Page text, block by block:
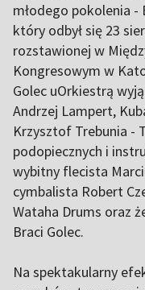
młodego pokolenia
który odbył się 23
rozstawionej w
Kongresowym w
Golec uOrkiestrą
Andrzej Lampert,
Krzysztof Trebunia -
podopiecznych i
wybitny flecista
cymbalista Robert
Wataha Drums oraz
Braci Golec.
Na spektakularny